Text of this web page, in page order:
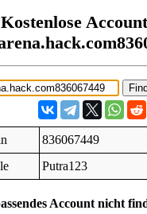
Kostenlose
836067449
Putra123
Account nicht